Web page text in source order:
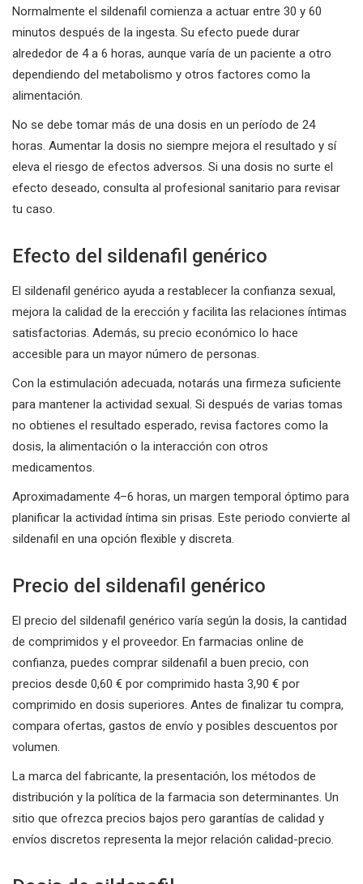
Normalmente el sildenafil comienza a actuar entre 30 y 60
minutos después de la ingesta. Su efecto puede durar
alrededor de 4 a 6 horas, aunque varía de un paciente a otro
dependiendo del metabolismo y otros factores como la
alimentación.
No se debe tomar más de una dosis en un período de 24
horas. Aumentar la dosis no siempre mejora el resultado y sí
eleva el riesgo de efectos adversos. Si una dosis no surte el
efecto deseado, consulta al profesional sanitario para revisar
tu caso.
Efecto del sildenafil genérico
El sildenafil genérico ayuda a restablecer la confianza sexual,
mejora la calidad de la erección y facilita las relaciones íntimas
satisfactorias. Además, su precio económico lo hace
accesible para un mayor número de personas.
Con la estimulación adecuada, notarás una firmeza suficiente
para mantener la actividad sexual. Si después de varias tomas
no obtienes el resultado esperado, revisa factores como la
dosis, la alimentación o la interacción con otros
medicamentos.
Aproximadamente 4–6 horas, un margen temporal óptimo para
planificar la actividad íntima sin prisas. Este periodo convierte al
sildenafil en una opción flexible y discreta.
Precio del sildenafil genérico
El precio del sildenafil genérico varía según la dosis, la cantidad
de comprimidos y el proveedor. En farmacias online de
confianza, puedes comprar sildenafil a buen precio, con
precios desde 0,60 € por comprimido hasta 3,90 € por
comprimido en dosis superiores. Antes de finalizar tu compra,
compara ofertas, gastos de envío y posibles descuentos por
volumen.
La marca del fabricante, la presentación, los métodos de
distribución y la política de la farmacia son determinantes. Un
sitio que ofrezca precios bajos pero garantías de calidad y
envíos discretos representa la mejor relación calidad-precio.